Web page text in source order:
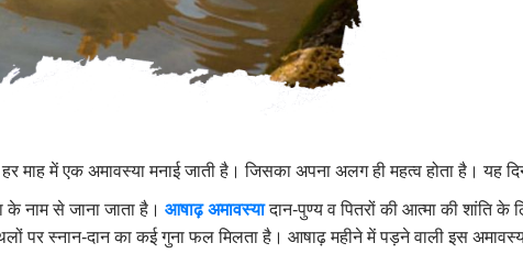
माह में एक अमावस्या मनाई जाती है। जिसका अपना अलग ही महत्व होता है। यह
के नाम से जाना जाता है।आषाढ़ अमावस्यादान-पुण्य व पितरों की आत्मा की शांति के
पर स्नान-दान का कई गुना फल मिलता है। आषाढ़ महीने में पड़ने वाली इस